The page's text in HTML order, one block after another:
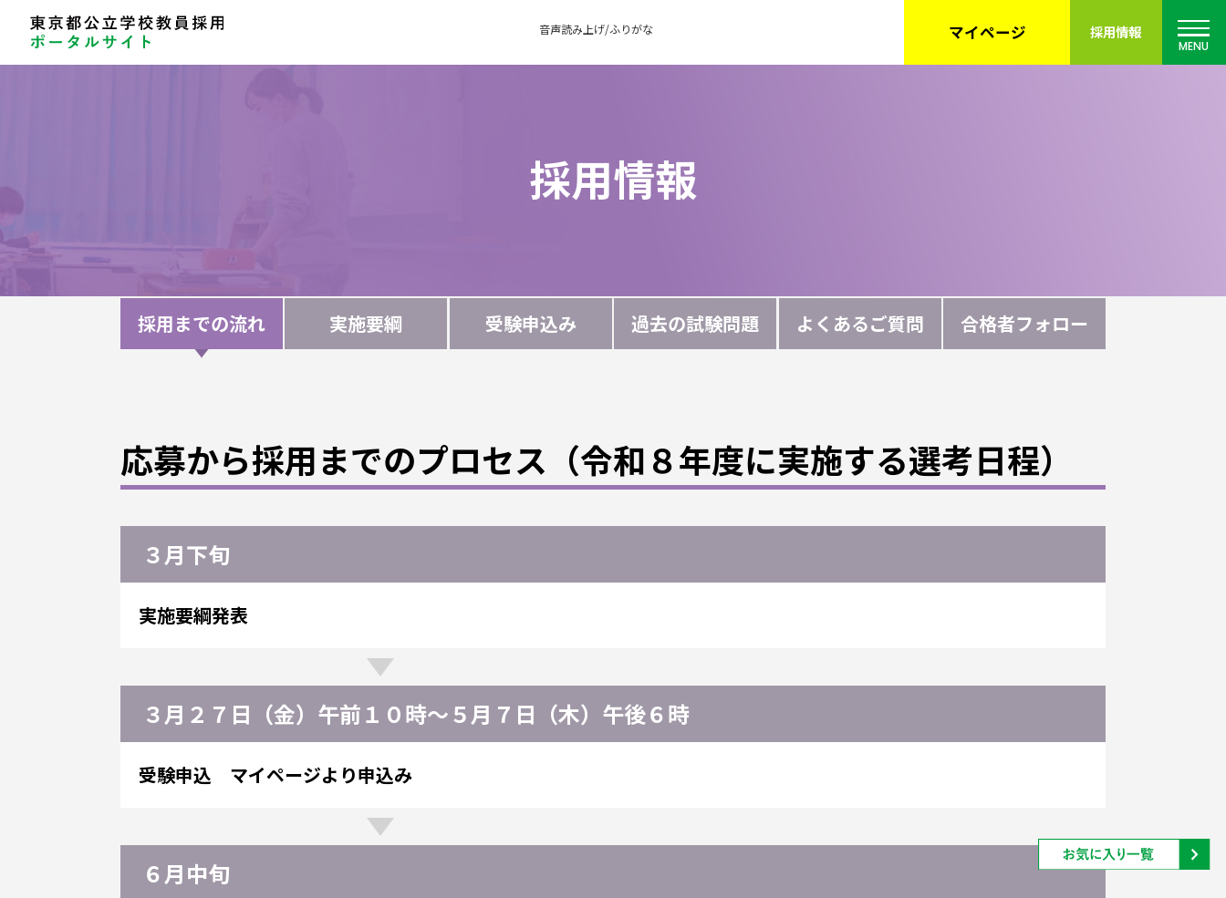
音声読み上げ/ふりがな マイページ 採用情報
MENU
採用情報
採用までの流れ 実施要綱 受験申込み 過去の試験問題 よくあるご質問 合格者フォロー
応募から採用までのプロセス（令和８年度に実施する選考日程）
３月下旬
実施要綱発表
３月２７日（金）午前１０時～５月７日（木）午後６時
受験申込 マイページより申込み
６月中旬